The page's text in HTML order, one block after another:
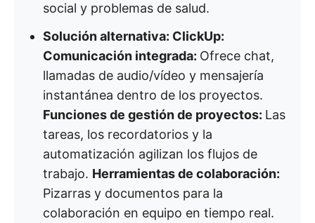
social y problemas de salud.
Solución alternativa: ClickUp:
Comunicación integrada: Ofrece chat,
llamadas de audio/vídeo y mensajería
instantánea dentro de los proyectos.
Funciones de gestión de proyectos: Las
tareas, los recordatorios y la
automatización agilizan los flujos de
trabajo. Herramientas de colaboración:
Pizarras y documentos para la
colaboración en equipo en tiempo real.